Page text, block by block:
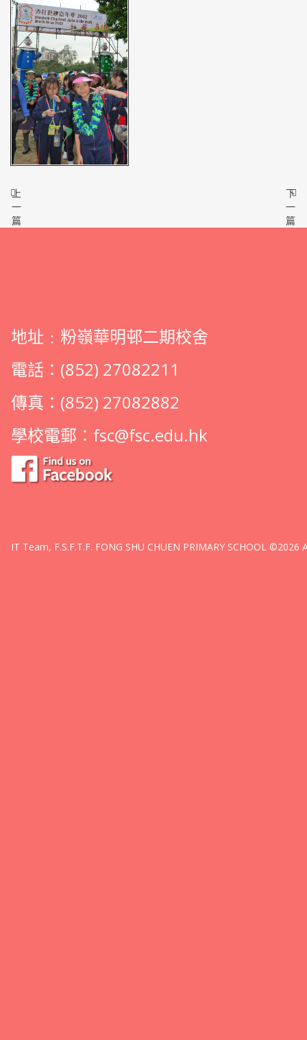
上
一
篇
下
一
篇
地址﹕粉嶺華明邨二期校舍
電話：(852) 27082211
傳真：(852) 27082882
學校電郵： fsc@fsc.edu.hk
IT Team, F.S.F.T.F. FONG SHU CHUEN PRIMARY SCHOOL ©2026